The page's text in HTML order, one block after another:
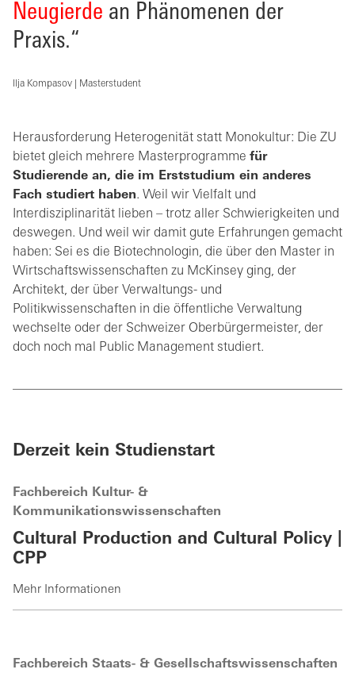
Neugierde an Phänomenen der
Praxis.“
Ilja Kompasov | Masterstudent
Herausforderung Heterogenität statt Monokultur: Die ZU
bietet gleich mehrere Masterprogramme für
Studierende an, die im Erststudium ein anderes
Fach studiert haben. Weil wir Vielfalt und
Interdisziplinarität lieben – trotz aller Schwierigkeiten und
deswegen. Und weil wir damit gute Erfahrungen gemacht
haben: Sei es die Biotechnologin, die über den Master in
Wirtschaftswissenschaften zu McKinsey ging, der
Architekt, der über Verwaltungs- und
Politikwissenschaften in die öffentliche Verwaltung
wechselte oder der Schweizer Oberbürgermeister, der
doch noch mal Public Management studiert.
Derzeit kein Studienstart
Fachbereich Kultur- &
Kommunikationswissenschaften
Cultural Production and Cultural Policy |
CPP
Mehr Informationen
Fachbereich Staats- & Gesellschaftswissenschaften